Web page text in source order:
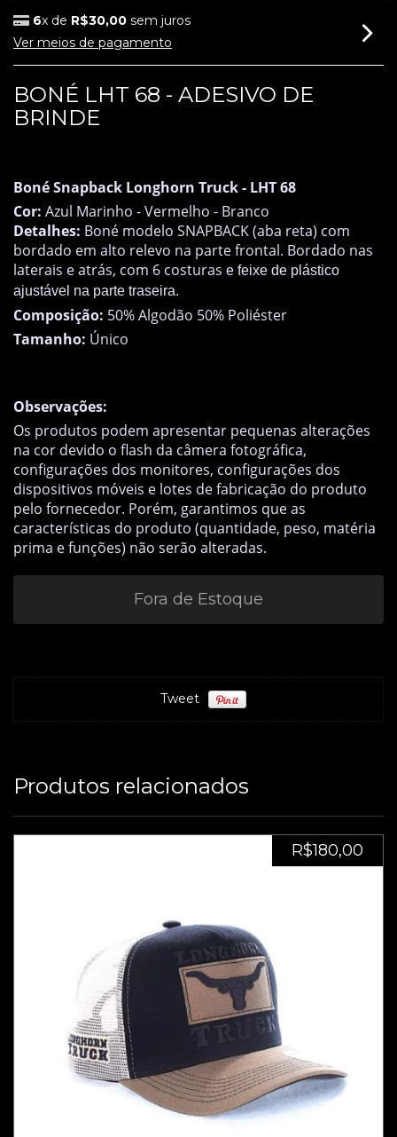
6x de R$30,00 sem juros
Ver meios de pagamento
BONÉ LHT 68 - ADESIVO DE
BRINDE
Boné Snapback Longhorn Truck - LHT 68
Cor: Azul Marinho - Vermelho - Branco
Detalhes: Boné modelo SNAPBACK (aba reta) com
bordado em alto relevo na parte frontal. Bordado nas
laterais e atrás, com 6 costuras e feixe de plástico
ajustável na parte traseira.
Composição: 50% Algodão 50% Poliéster
Tamanho: Único
Observações:
Os produtos podem apresentar pequenas alterações
na cor devido o flash da câmera fotográfica,
configurações dos monitores, configurações dos
dispositivos móveis e lotes de fabricação do produto
pelo fornecedor. Porém, garantimos que as
características do produto (quantidade, peso, matéria
prima e funções) não serão alteradas.
Tweet
Produtos relacionados
R$180,00